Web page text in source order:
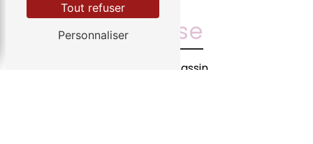
Adresse
18 Rue René Cassin
Tout refuser
Personnaliser